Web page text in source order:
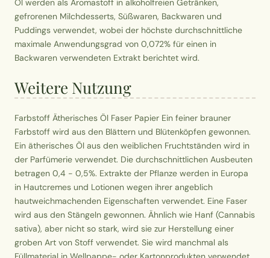
Öl werden als Aromastoff in alkoholfreien Getränken,
gefrorenen Milchdesserts, Süßwaren, Backwaren und
Puddings verwendet, wobei der höchste durchschnittliche
maximale Anwendungsgrad von 0,072% für einen in
Backwaren verwendeten Extrakt berichtet wird.
Weitere Nutzung
Farbstoff Ätherisches Öl Faser Papier Ein feiner brauner
Farbstoff wird aus den Blättern und Blütenköpfen gewonnen.
Ein ätherisches Öl aus den weiblichen Fruchtständen wird in
der Parfümerie verwendet. Die durchschnittlichen Ausbeuten
betragen 0,4 - 0,5%. Extrakte der Pflanze werden in Europa
in Hautcremes und Lotionen wegen ihrer angeblich
hautweichmachenden Eigenschaften verwendet. Eine Faser
wird aus den Stängeln gewonnen. Ähnlich wie Hanf (Cannabis
sativa), aber nicht so stark, wird sie zur Herstellung einer
groben Art von Stoff verwendet. Sie wird manchmal als